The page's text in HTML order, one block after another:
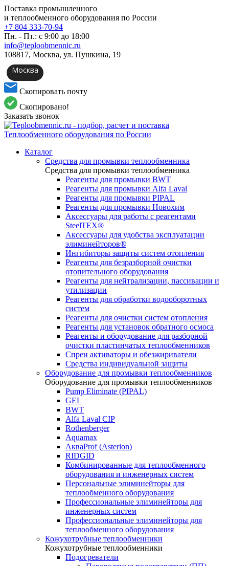
Поставка промышленного
и теплообменного оборудования по России
+7 804 333-70-94
Пн. - Пт.: с 9:00 до 18:00
info@teploobmennic.ru
108817, Москва, ул. Пушкина, 19
Москва
Скопировать почту
Скопировано!
Заказать звонок
Каталог
Средства для промывки теплообменника
Средства для промывки теплообменника
Реагенты для промывки BWT
Реагенты для промывки Alfa Laval
Реагенты для промывки PIPAL
Реагенты для промывки Новохим
Аксессуары для работы с реагентами
SteelTEX®
Аксессуары для удобства эксплуатации
элиминейторов®
Ингибиторы защиты систем отопления
Реагенты для безразборной очистки
отопительного оборудования
Реагенты для нейтрализации, пассивации и
утилизации
Реагенты для обработки водооборотных
систем
Реагенты для очистки систем отопления
Реагенты для установок обратного осмоса
Реагенты и оборудование для разборной
очистки пластинчатых теплообменников
Спреи активаторы и обезжириватели
Средства индивидуальной защиты
Оборудование для промывки теплообменников
Оборудование для промывки теплообменников
Pump Eliminate (PIPAL)
GEL
BWT
Alfa Laval CIP
Rothenberger
Aquamax
АкваProf (Asterion)
RIDGID
Комбинированные для теплообменного
оборудования и инженерных систем
Персональные элиминейторы для
теплообменного оборудования
Профессиональные элиминейторы для
инженерных систем
Профессиональные элиминейторы для
теплообменного оборудования
Кожухотрубные теплообменники
Кожухотрубные теплообменники
Подогреватели